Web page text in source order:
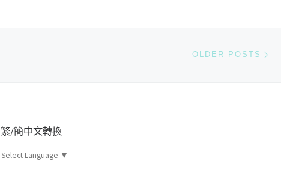
OLDER POSTS
繁/簡中文轉換
Select Language ▼